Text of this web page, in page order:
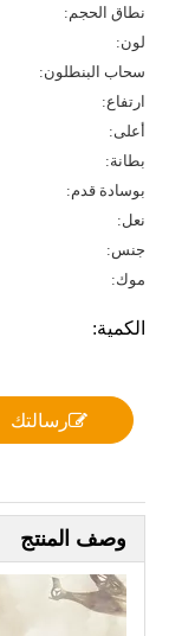
نطاق الحجم:
لون:
سحاب البنطلون:
ارتفاع:
أعلى:
بطانة:
بوسادة قدم:
نعل:
جنس:
موك:
الكمية:
رسالتك
وصف المنتج